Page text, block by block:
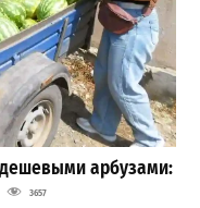
арбузами:
3657